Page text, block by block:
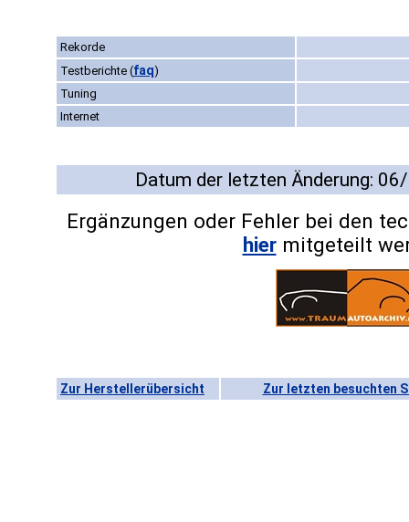
Rekorde
Testberichte (faq)
Tuning
Internet
Datum der letzten Änderung:
Ergänzungen oder Fehler bei den
hiermitgeteilt
Zur Herstellerübersicht Zur letzten besuchten